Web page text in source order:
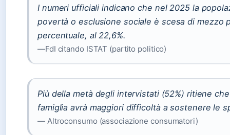
I numeri ufficiali indicano che nel 2025 la
povertà o esclusione sociale è scesa di mezzo
percentuale, al 22,6%.
—FdI citando ISTAT (partito politico)
Più della metà degli intervistati (52%) ritiene
famiglia avrà maggiori difficoltà a sostenere le
— Altroconsumo (associazione consumatori)